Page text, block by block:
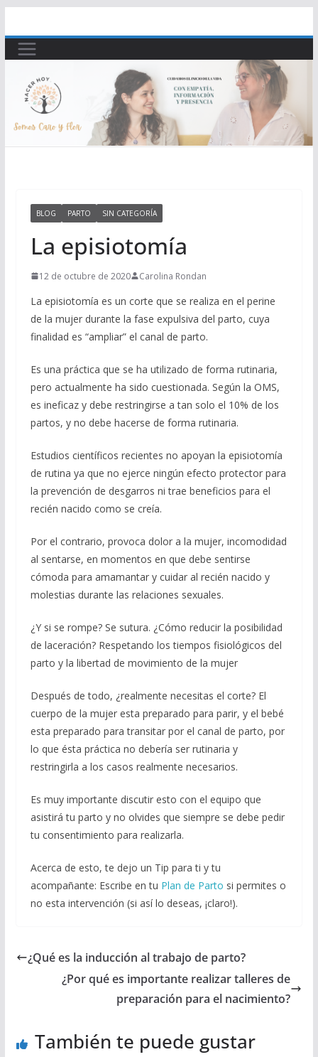
al
contenido
BLOG PARTO SIN CATEGORÍA
La episiotomía
12 de octubre de 2020 Carolina Rondan
La episiotomía es un corte que se realiza en el perine
de la mujer durante la fase expulsiva del parto, cuya
finalidad es “ampliar” el canal de parto.
Es una práctica que se ha utilizado de forma rutinaria,
pero actualmente ha sido cuestionada. Según la OMS,
es ineficaz y debe restringirse a tan solo el 10% de los
partos, y no debe hacerse de forma rutinaria.
Estudios científicos recientes no apoyan la episiotomía
de rutina ya que no ejerce ningún efecto protector para
la prevención de desgarros ni trae beneficios para el
recién nacido como se creía.
Por el contrario, provoca dolor a la mujer, incomodidad
al sentarse, en momentos en que debe sentirse
cómoda para amamantar y cuidar al recién nacido y
molestias durante las relaciones sexuales.
¿Y si se rompe? Se sutura. ¿Cómo reducir la posibilidad
de laceración? Respetando los tiempos fisiológicos del
parto y la libertad de movimiento de la mujer
Después de todo, ¿realmente necesitas el corte? El
cuerpo de la mujer esta preparado para parir, y el bebé
esta preparado para transitar por el canal de parto, por
lo que ésta práctica no debería ser rutinaria y
restringirla a los casos realmente necesarios.
Es muy importante discutir esto con el equipo que
asistirá tu parto y no olvides que siempre se debe pedir
tu consentimiento para realizarla.
Acerca de esto, te dejo un Tip para ti y tu
acompañante: Escribe en tu Plan de Parto si permites o
no esta intervención (si así lo deseas, ¡claro!).
¿Qué es la inducción al trabajo de parto?
¿Por qué es importante realizar talleres de
preparación para el nacimiento?
También te puede gustar